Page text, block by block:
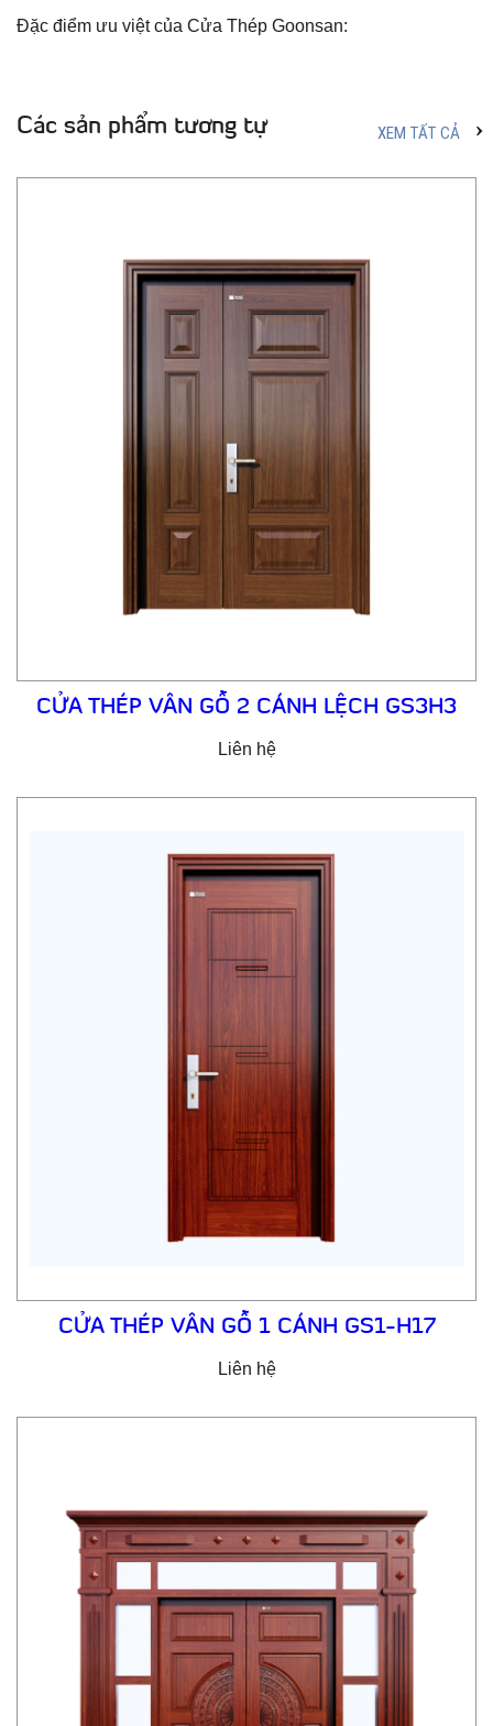
Đặc điểm ưu việt của Cửa Thép Goonsan:
Các sản phẩm tương tự XEM TẤT CẢ
CỬA THÉP VÂN GỖ 2 CÁNH LỆCH GS3H3
Liên hệ
CỬA THÉP VÂN GỖ 1 CÁNH GS1-H17
Liên hệ